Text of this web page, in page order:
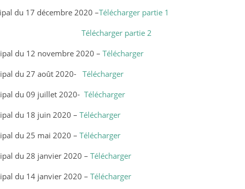
du 17 décembre 2020 –Télécharger partie 1
partie 2
du 12 novembre 2020 – Télécharger
du 27 août 2020- Télécharger
du 09 juillet 2020- Télécharger
du 18 juin 2020 – Télécharger
du 25 mai 2020 – Télécharger
du 28 janvier 2020 – Télécharger
du 14 janvier 2020 – Télécharger